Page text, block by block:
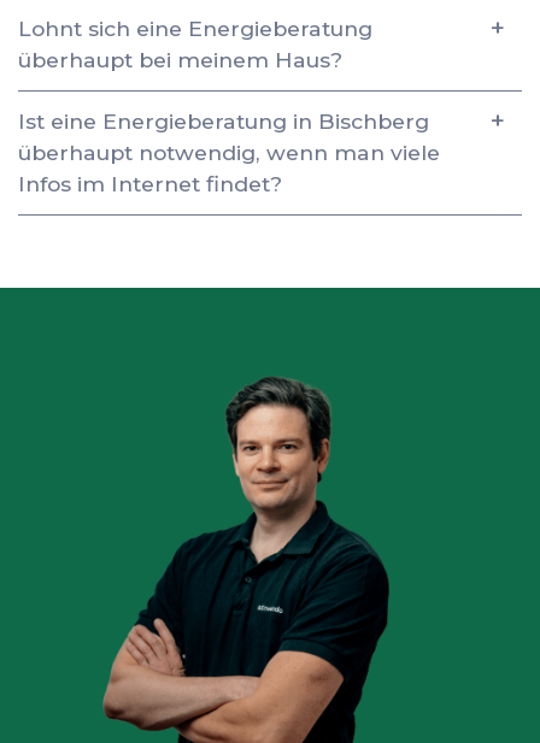
Lohnt sich eine Energieberatung
überhaupt bei meinem Haus?
Ist eine Energieberatung in Bischberg
überhaupt notwendig, wenn man viele
Infos im Internet findet?